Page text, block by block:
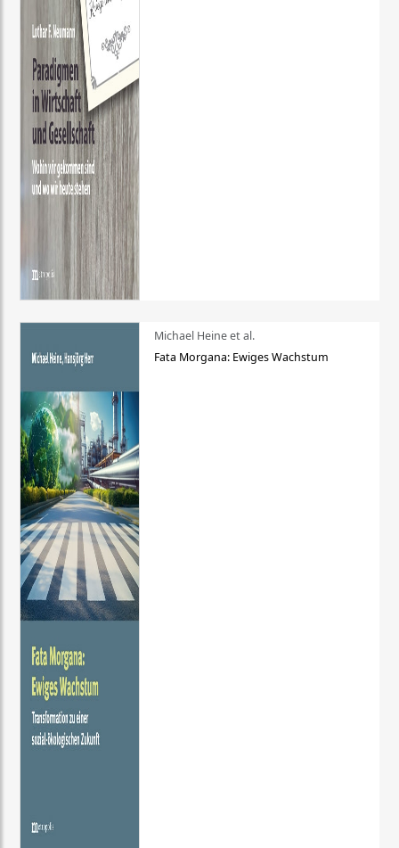
Michael Heine et al.
Fata Morgana: Ewiges Wachstum